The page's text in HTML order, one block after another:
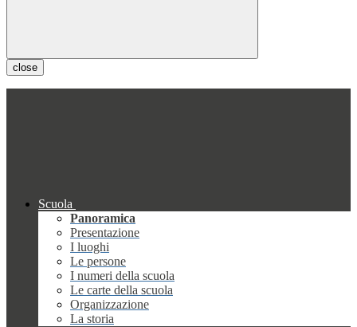
close
Scuola
Panoramica
Presentazione
I luoghi
Le persone
I numeri della scuola
Le carte della scuola
Organizzazione
La storia